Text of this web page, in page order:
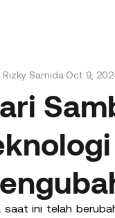
Rizky Samida Oct 9,
saat ini telah